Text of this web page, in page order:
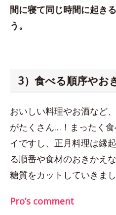
間に寝て同じ時間に起き
う。
3）食べる順序やお
おいしい料理やお酒など
がたくさん…！まったく
イですし、正月料理は縁
る順番や食材のおきかえ
糖質をカットしていきまし
Pro’s comment